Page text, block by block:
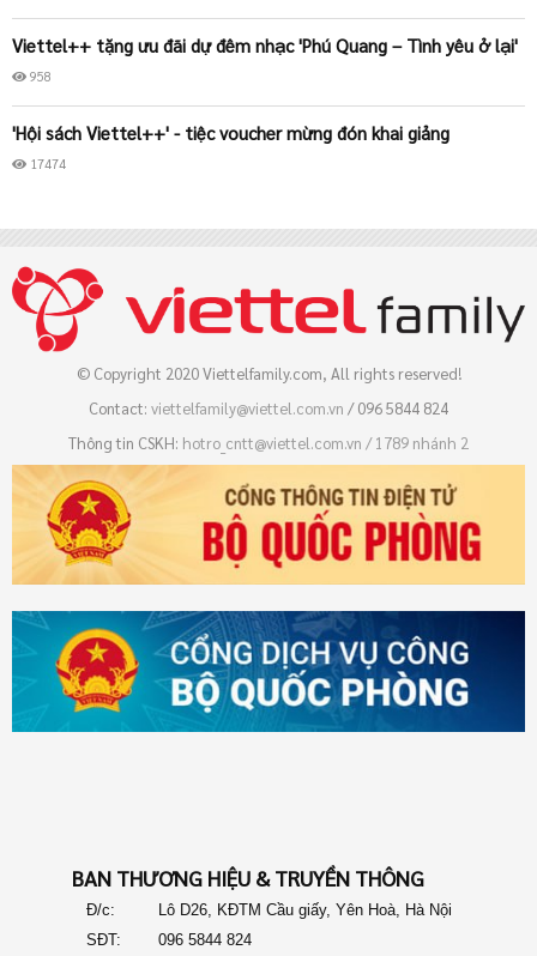
Viettel++ tặng ưu đãi dự đêm nhạc 'Phú Quang – Tình yêu ở lại'
958
'Hội sách Viettel++' - tiệc voucher mừng đón khai giảng
17474
© Copyright 2020 Viettelfamily.com, All rights reserved!
Contact: viettelfamily@viettel.com.vn / 096 5844 824
Thông tin CSKH: hotro_cntt@viettel.com.vn / 1789 nhánh 2
BAN THƯƠNG HIỆU & TRUYỀN THÔNG
Đ/c:
Lô D26, KĐTM Cầu giấy, Yên Hoà, Hà Nội
SĐT:
096 5844 824